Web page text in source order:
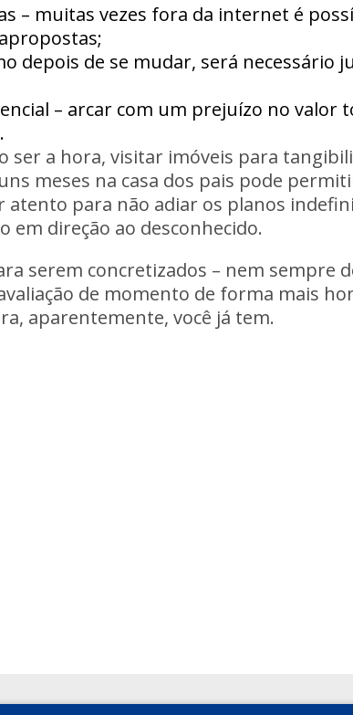
– muitas vezes fora da internet é
depois de se mudar, será
– arcar com um prejuízo no valor
ser a hora, visitar imóveis para
meses na casa dos pais pode
atento para não adiar os planos
em direção ao desconhecido.
serem concretizados – nem sempre
de momento de forma mais
aparentemente, você já tem.